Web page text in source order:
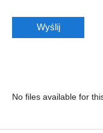
No files available for